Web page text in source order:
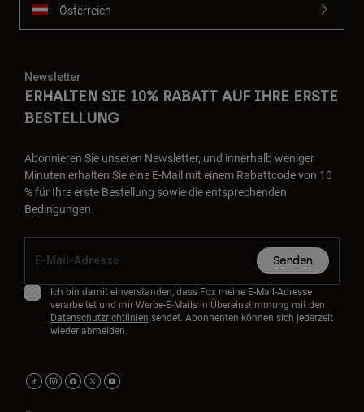
Österreich
Newsletter
ERHALTEN SIE 10% RABATT AUF IHRE ERSTE
BESTELLUNG
Abonnieren Sie unseren Newsletter, und innerhalb weniger
Minuten erhalten Sie eine E-Mail mit einem Rabattcode von 10
% für Ihre erste Bestellung sowie die entsprechenden
Bedingungen.
Senden
Ich bin damit einverstanden, dass Fox meine E-Mail-Adresse
verarbeitet und mir Werbe-E-Mails in Übereinstimmung mit den
Datenschutzrichtlinien sendet. Abonnenten können sich jederzeit
wieder abmelden.